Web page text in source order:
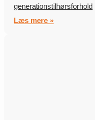
generationstilhørsforhold
Læs mere »